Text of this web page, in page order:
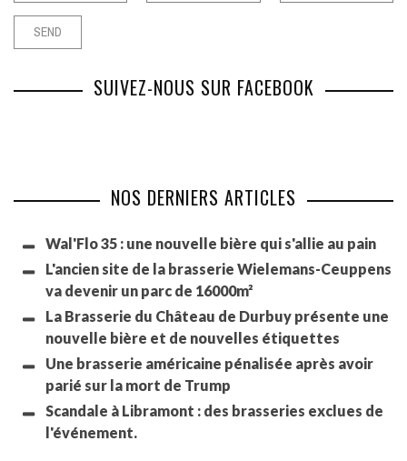
SUIVEZ-NOUS SUR FACEBOOK
NOS DERNIERS ARTICLES
Wal'Flo 35 : une nouvelle bière qui s'allie au pain
L'ancien site de la brasserie Wielemans-Ceuppens
va devenir un parc de 16000m²
La Brasserie du Château de Durbuy présente une
nouvelle bière et de nouvelles étiquettes
Une brasserie américaine pénalisée après avoir
parié sur la mort de Trump
Scandale à Libramont : des brasseries exclues de
l'événement.